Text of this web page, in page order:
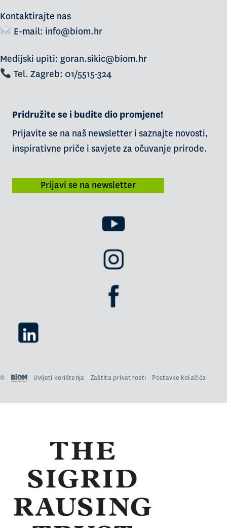
Kontaktirajte nas
E-mail: info@biom.hr
Medijski upiti: goran.sikic@biom.hr
Tel. Zagreb: 01/5515-324
Pridružite se i budite dio promjene!
Prijavite se na naš newsletter i saznajte novosti,
inspirativne priče i savjete za očuvanje prirode.
Prijavi se na newsletter
© Uvijeti korištenja Zaštita privatnosti Postavke kolačića